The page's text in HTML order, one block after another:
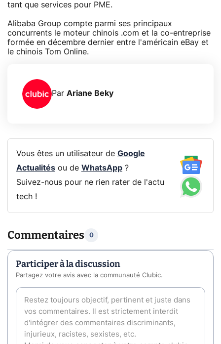
tant que services pour PME.
Alibaba Group compte parmi ses principaux
concurrents le moteur chinois .com et la co-entreprise
formée en décembre dernier entre l'américain eBay et
le chinois Tom Online.
Par Ariane Beky
Vous êtes un utilisateur de Google
Actualitésou de WhatsApp?
Suivez-nous pour ne rien rater de l'actu
tech !
Commentaires 0
Participer à la discussion
Partagez votre avis avec la communauté Clubic.